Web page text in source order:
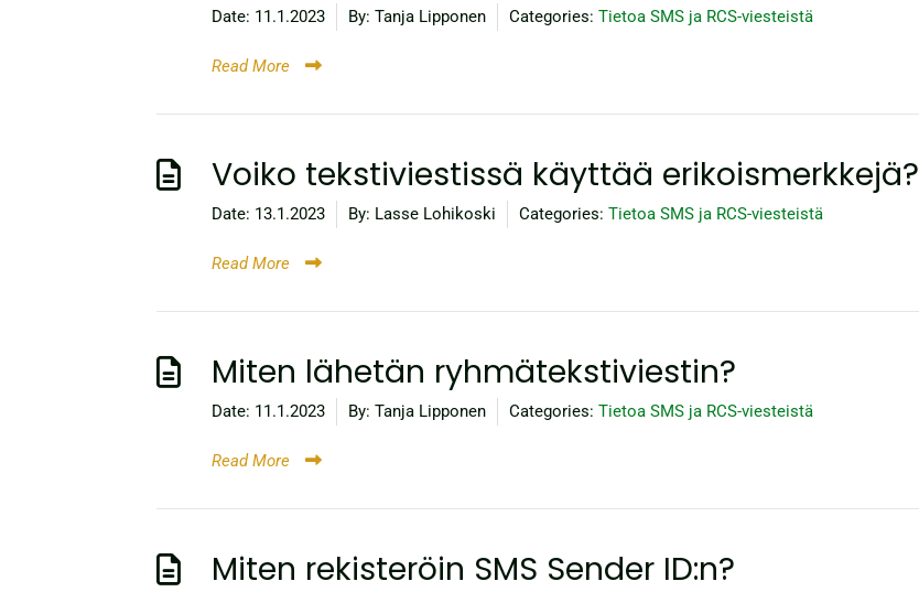
Date: 11.1.2023 By: Tanja Lipponen Categories: Tietoa SMS ja RCS-viesteistä
Read More
Voiko tekstiviestissä käyttää erikoismerkkejä?
Date: 13.1.2023 By: Lasse Lohikoski Categories: Tietoa SMS ja RCS-viesteistä
Read More
Miten lähetän ryhmätekstiviestin?
Date: 11.1.2023 By: Tanja Lipponen Categories: Tietoa SMS ja RCS-viesteistä
Read More
Miten rekisteröin SMS Sender ID:n?